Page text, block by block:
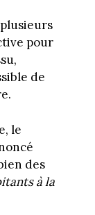
pour
de
le
des
à la